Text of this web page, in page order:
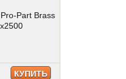
Part Brass
КУПИТЬ